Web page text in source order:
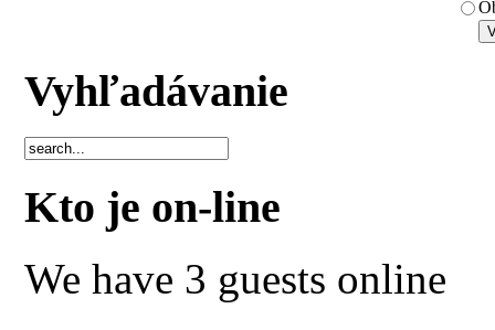
Vyhľadávanie
Kto je on-line
We have 3 guests online